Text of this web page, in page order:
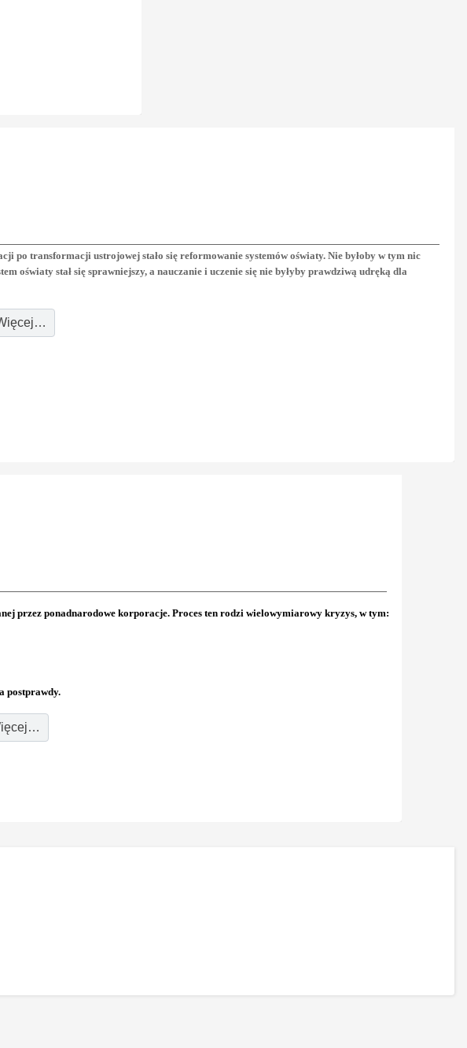
po transformacji ustrojowej stało się reformowanie systemów oświaty. Nie byłoby w tym nic
oświaty stał się sprawniejszy, a nauczanie i uczenie się nie byłyby prawdziwą udręką dla
przez ponadnarodowe korporacje. Proces ten rodzi wielowymiarowy kryzys, w tym:
postprawdy.